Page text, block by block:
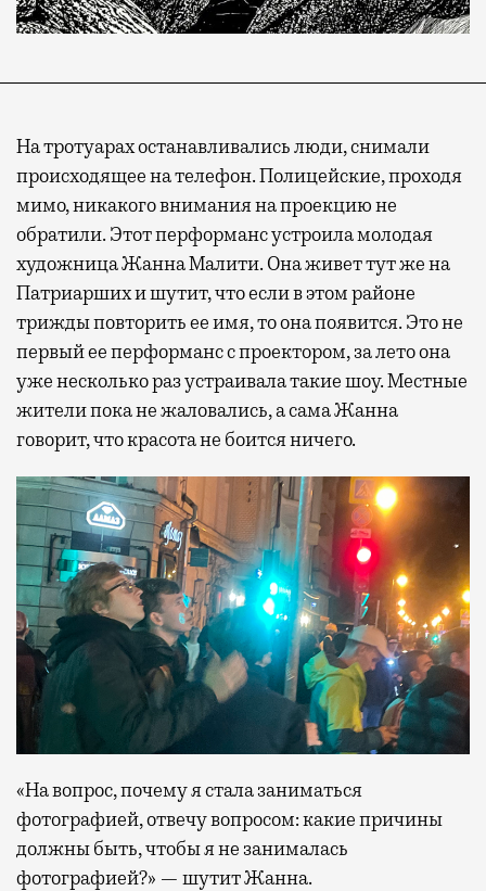
На тротуарах останавливались люди, снимали
происходящее на телефон. Полицейские, проходя
мимо, никакого внимания на проекцию не
обратили. Этот перформанс устроила молодая
художница Жанна Малити. Она живет тут же на
Патриарших и шутит, что если в этом районе
трижды повторить ее имя, то она появится. Это не
первый ее перформанс с проектором, за лето она
уже несколько раз устраивала такие шоу. Местные
жители пока не жаловались, а сама Жанна
говорит, что красота не боится ничего.
«На вопрос, почему я стала заниматься
фотографией, отвечу вопросом: какие причины
должны быть, чтобы я не занималась
фотографией?» — шутит Жанна.